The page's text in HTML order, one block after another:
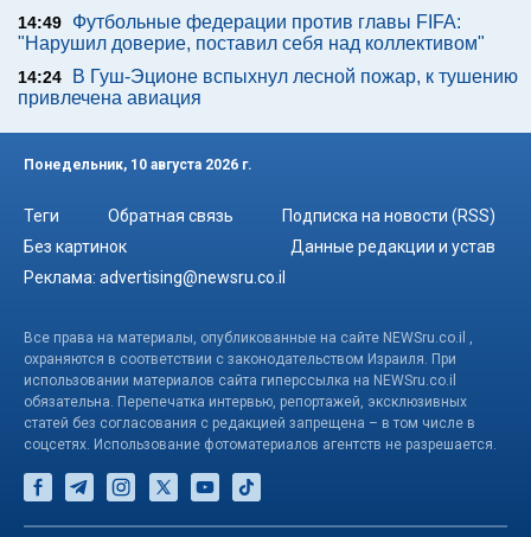
14:49
Футбольные федерации против главы FIFA:
"Нарушил доверие, поставил себя над коллективом"
14:24
В Гуш-Эционе вспыхнул лесной пожар, к тушению
привлечена авиация
Понедельник, 10 августа 2026 г.
Теги Обратная связь
Подписка на новости (RSS)
Без картинок
Данные редакции и устав
Реклама: advertising@newsru.co.il
Все права на материалы, опубликованные на сайте NEWSru.co.il ,
охраняются в соответствии с законодательством Израиля. При
использовании материалов сайта гиперссылка на NEWSru.co.il
обязательна. Перепечатка интервью, репортажей, эксклюзивных
статей без согласования с редакцией запрещена – в том числе в
соцсетях. Использование фотоматериалов агентств не разрешается.